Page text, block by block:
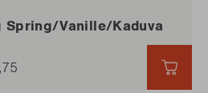
Spring/Vanille/Kaduva